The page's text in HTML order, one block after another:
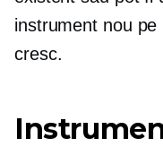
instrument nou
cresc.